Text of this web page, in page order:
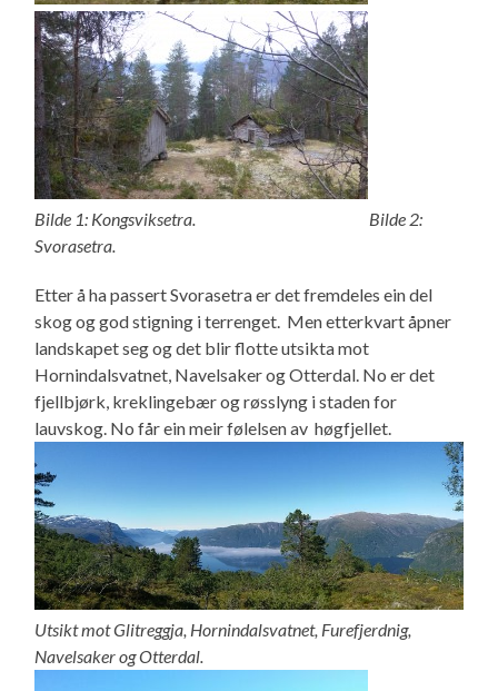
Bilde 1: Kongsviksetra. Bilde 2:
Svorasetra.
Etter å ha passert Svorasetra er det fremdeles ein del
skog og god stigning i terrenget. Men etterkvart åpner
landskapet seg og det blir flotte utsikta mot
Hornindalsvatnet, Navelsaker og Otterdal. No er det
fjellbjørk, kreklingebær og røsslyng i staden for
lauvskog. No får ein meir følelsen av høgfjellet.
Utsikt mot Glitreggja, Hornindalsvatnet, Furefjerdnig,
Navelsaker og Otterdal.